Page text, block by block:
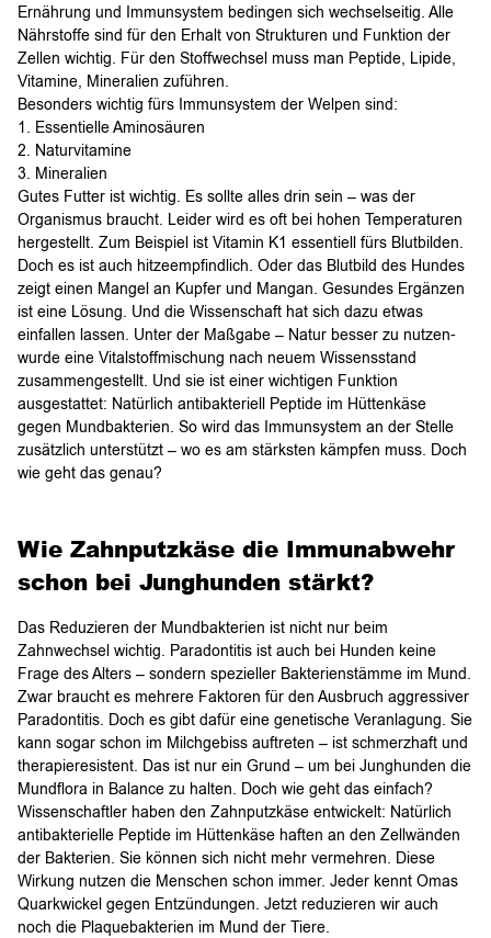
Ernährung und Immunsystem bedingen sich wechselseitig. Alle
Nährstoffe sind für den Erhalt von Strukturen und Funktion der
Zellen wichtig. Für den Stoffwechsel muss man Peptide, Lipide,
Vitamine, Mineralien zuführen.
Besonders wichtig fürs Immunsystem der Welpen sind:
1. Essentielle Aminosäuren
2. Naturvitamine
3. Mineralien
Gutes Futter ist wichtig. Es sollte alles drin sein – was der
Organismus braucht. Leider wird es oft bei hohen Temperaturen
hergestellt. Zum Beispiel ist Vitamin K1 essentiell fürs Blutbilden.
Doch es ist auch hitzeempfindlich. Oder das Blutbild des Hundes
zeigt einen Mangel an Kupfer und Mangan. Gesundes Ergänzen
ist eine Lösung. Und die Wissenschaft hat sich dazu etwas
einfallen lassen. Unter der Maßgabe – Natur besser zu nutzen-
wurde eine Vitalstoffmischung nach neuem Wissensstand
zusammengestellt. Und sie ist einer wichtigen Funktion
ausgestattet: Natürlich antibakteriell Peptide im Hüttenkäse
gegen Mundbakterien. So wird das Immunsystem an der Stelle
zusätzlich unterstützt – wo es am stärksten kämpfen muss. Doch
wie geht das genau?
Wie Zahnputzkäse die Immunabwehr
schon bei Junghunden stärkt?
Das Reduzieren der Mundbakterien ist nicht nur beim
Zahnwechsel wichtig. Paradontitis ist auch bei Hunden keine
Frage des Alters – sondern spezieller Bakterienstämme im Mund.
Zwar braucht es mehrere Faktoren für den Ausbruch aggressiver
Paradontitis. Doch es gibt dafür eine genetische Veranlagung. Sie
kann sogar schon im Milchgebiss auftreten – ist schmerzhaft und
therapieresistent. Das ist nur ein Grund – um bei Junghunden die
Mundflora in Balance zu halten. Doch wie geht das einfach?
Wissenschaftler haben den Zahnputzkäse entwickelt: Natürlich
antibakterielle Peptide im Hüttenkäse haften an den Zellwänden
der Bakterien. Sie können sich nicht mehr vermehren. Diese
Wirkung nutzen die Menschen schon immer. Jeder kennt Omas
Quarkwickel gegen Entzündungen. Jetzt reduzieren wir auch
noch die Plaquebakterien im Mund der Tiere.